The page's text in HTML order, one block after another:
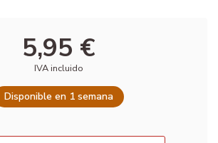
5,95 €
IVA incluido
Disponible en 1 semana